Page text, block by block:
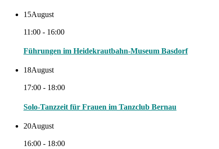
15August
11:00 - 16:00
Führungen im Heidekrautbahn-Museum Basdorf
18August
17:00 - 18:00
Solo-Tanzzeit für Frauen im Tanzclub Bernau
20August
16:00 - 18:00